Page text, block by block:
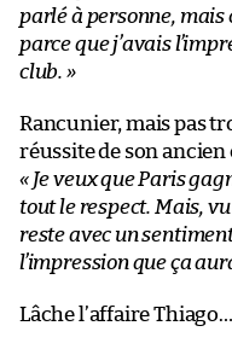
parlé à personne, mais
parce que j’avais
club. »
Rancunier, mais pas
réussite de son ancien
« Je veux que Paris
tout le respect. Mais,
reste avec un
l’impression que ça
Lâche l’affaire Thiago…